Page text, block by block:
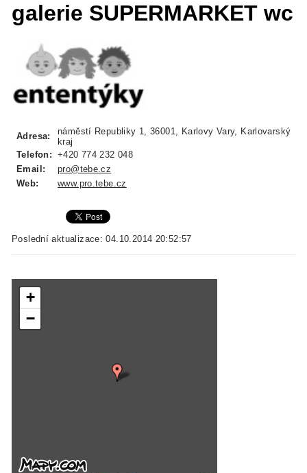
galerie SUPERMARKET wc
Adresa:
náměstí Republiky 1, 36001, Karlovy Vary, Karlovarský
kraj
Telefon: +420 774 232 048
Email:
pro@tebe.cz
Web:
www.pro.tebe.cz
Poslední aktualizace: 04.10.2014 20:52:57
+
−